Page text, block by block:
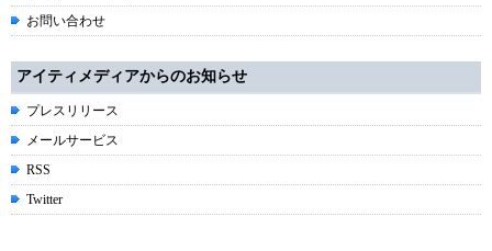
お問い合わせ
アイティメディアからのお知らせ
プレスリリース
メールサービス
RSS
Twitter